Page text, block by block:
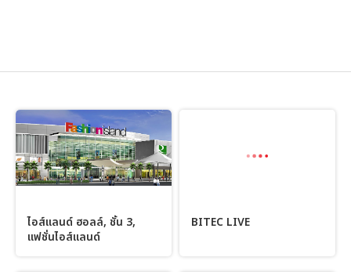
ไอส์แลนด์ ฮอลล์, ชั้น 3,
แฟชั่นไอส์แลนด์
BITEC LIVE